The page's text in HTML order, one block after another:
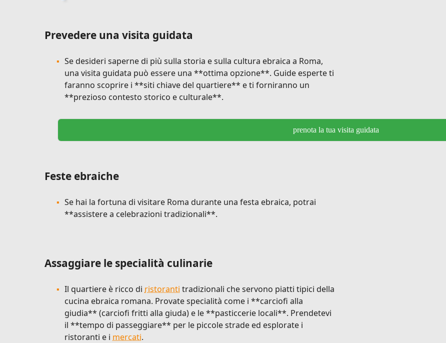
Prevedere una visita guidata
Se desideri saperne di più sulla storia e sulla cultura ebraica a Roma,
una visita guidata può essere una **ottima opzione**. Guide esperte ti
faranno scoprire i **siti chiave del quartiere** e ti forniranno un
**prezioso contesto storico e culturale**.
prenota la tua visita guidata
Feste ebraiche
Se hai la fortuna di visitare Roma durante una festa ebraica, potrai
**assistere a celebrazioni tradizionali**.
Assaggiare le specialità culinarie
Il quartiere è ricco di ristoranti tradizionali che servono piatti tipici della
cucina ebraica romana. Provate specialità come i **carciofi alla
giudia** (carciofi fritti alla giuda) e le **pasticcerie locali**. Prendetevi
il **tempo di passeggiare** per le piccole strade ed esplorate i
ristoranti e i mercati.